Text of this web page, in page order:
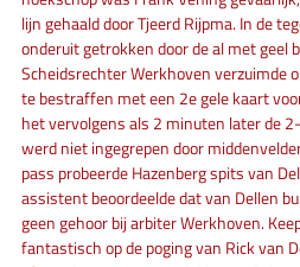
lijn gehaald door Tjeerd Rijpma. In de
onderuit getrokken door de al met geel
Scheidsrechter Werkhoven verzuimde
te bestraffen met een 2e gele kaart
het vervolgens als 2 minuten later de
werd niet ingegrepen door
pass probeerde Hazenberg spits van
assistent beoordeelde dat van Dellen
geen gehoor bij arbiter Werkhoven.
fantastisch op de poging van Rick van